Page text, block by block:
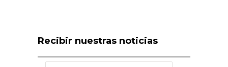
Recibir nuestras noticias